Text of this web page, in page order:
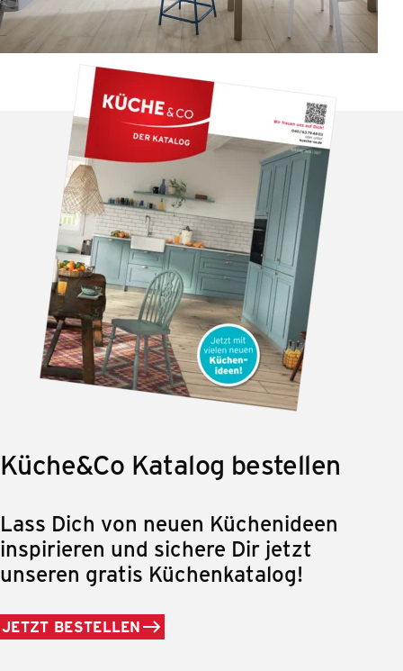
Küche&Co Katalog bestellen
Lass Dich von neuen Küchenideen
inspirieren und sichere Dir jetzt
unseren gratis Küchenkatalog!
JETZT BESTELLEN